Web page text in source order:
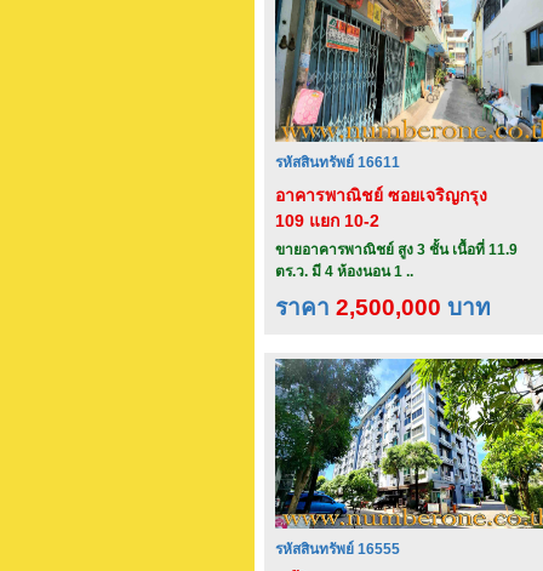
รหัสสินทรัพย์ 16611
อาคารพาณิชย์ ซอยเจริญกรุง
109 แยก 10-2
ขายอาคารพาณิชย์ สูง 3 ชั้น เนื้อที่ 11.9
ตร.ว. มี 4 ห้องนอน 1 ..
ราคา 2,500,000 บาท
รหัสสินทรัพย์ 16555